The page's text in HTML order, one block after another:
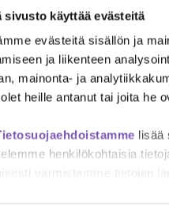
sivusto käyttää evästeitä
evästeitä sisällön ja
ja liikenteen
mainonta- ja
heille antanut tai joita he
lisää
henkilökohtaisia
varmistamme tietojen